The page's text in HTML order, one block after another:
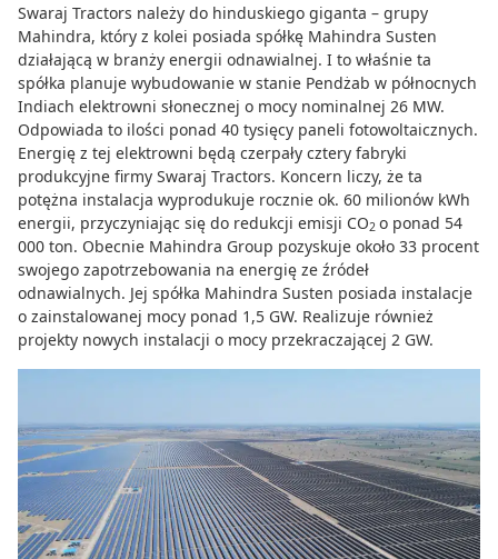
Swaraj Tractors należy do hinduskiego giganta – grupy
Mahindra, który z kolei posiada spółkę Mahindra Susten
działającą w branży energii odnawialnej. I to właśnie ta
spółka planuje wybudowanie w stanie Pendżab w północnych
Indiach elektrowni słonecznej o mocy nominalnej 26 MW.
Odpowiada to ilości ponad 40 tysięcy paneli fotowoltaicznych.
Energię z tej elektrowni będą czerpały cztery fabryki
produkcyjne firmy Swaraj Tractors. Koncern liczy, że ta
potężna instalacja wyprodukuje rocznie ok. 60 milionów kWh
energii, przyczyniając się do redukcji emisji CO2 o ponad 54
000 ton. Obecnie Mahindra Group pozyskuje około 33 procent
swojego zapotrzebowania na energię ze źródeł
odnawialnych. Jej spółka Mahindra Susten posiada instalacje
o zainstalowanej mocy ponad 1,5 GW. Realizuje również
projekty nowych instalacji o mocy przekraczającej 2 GW.